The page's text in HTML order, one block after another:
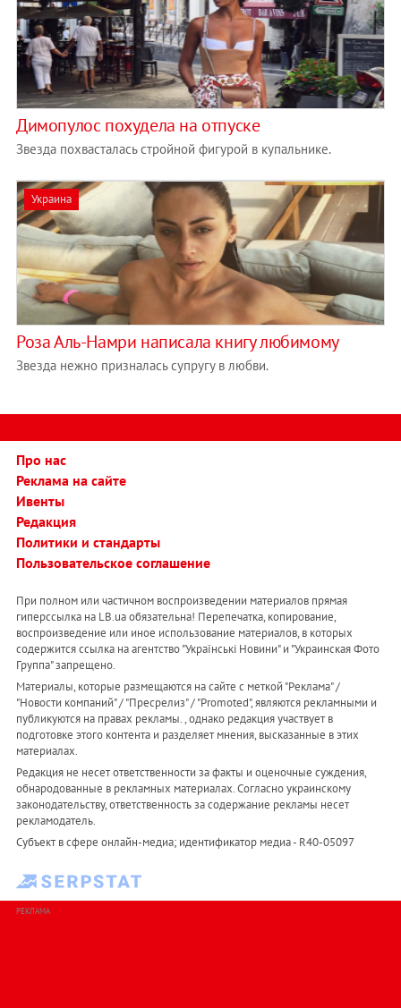
Димопулос похудела на отпуске
Звезда похвасталась стройной фигурой в купальнике.
Украина
Роза Аль-Намри написала книгу любимому
Звезда нежно призналась супругу в любви.
Про нас
Реклама на сайте
Ивенты
Редакция
Политики и стандарты
Пользовательское соглашение
При полном или частичном воспроизведении материалов прямая
гиперссылка на LB.ua обязательна! Перепечатка, копирование,
воспроизведение или иное использование материалов, в которых
содержится ссылка на агентство "Українськi Новини" и "Украинская Фото
Группа" запрещено.
Материалы, которые размещаются на сайте с меткой "Реклама" /
"Новости компаний" / "Пресрелиз" / "Promoted", являются рекламными и
публикуются на правах рекламы. , однако редакция участвует в
подготовке этого контента и разделяет мнения, высказанные в этих
материалах.
Редакция не несет ответственности за факты и оценочные суждения,
обнародованные в рекламных материалах. Согласно украинскому
законодательству, ответственность за содержание рекламы несет
рекламодатель.
Субъект в сфере онлайн-медиа; идентификатор медиа - R40-05097
РЕКЛАМА